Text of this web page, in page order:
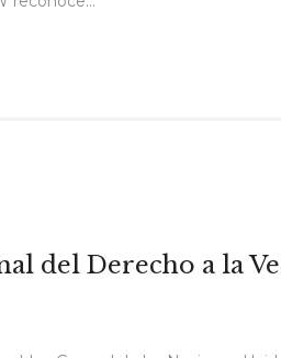
del Derecho a la